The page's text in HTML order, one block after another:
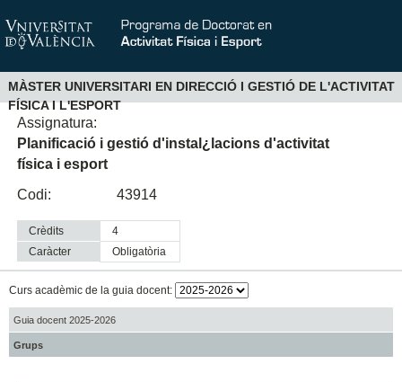
MÀSTER UNIVERSITARI EN DIRECCIÓ I GESTIÓ DE L'ACTIVITAT
FÍSICA I L'ESPORT
Assignatura:
Planificació i gestió d'instal¿lacions d'activitat
física i esport
Codi:
43914
Crèdits
4
Caràcter
obligatòria
Curs acadèmic de la guia docent:
Guia docent 2025-2026
Grups